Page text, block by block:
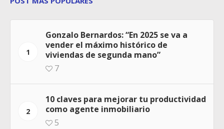
1
Gonzalo Bernardos: “En 2025 se va a
vender el máximo histórico de
viviendas de segunda mano”
7
2
10 claves para mejorar tu productividad
como agente inmobiliario
5